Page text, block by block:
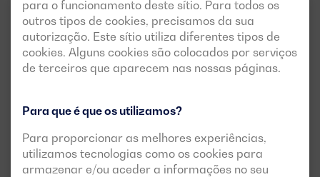
para o funcionamento deste sítio. Para todos os
outros tipos de cookies, precisamos da sua
autorização. Este sítio utiliza diferentes tipos de
cookies. Alguns cookies são colocados por serviços
de terceiros que aparecem nas nossas páginas.
Para que é que os utilizamos?
Para proporcionar as melhores experiências,
utilizamos tecnologias como os cookies para
armazenar e/ou aceder a informações no seu
VOLVO